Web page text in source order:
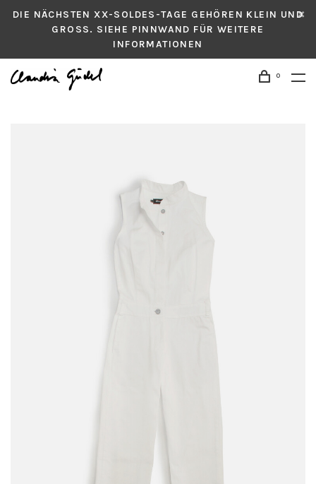
DIE NÄCHSTEN XX-SOLDES-TAGE GEHÖREN KLEIN UND
GROSS. SIEHE PINNWAND FÜR WEITERE
INFORMATIONEN
0